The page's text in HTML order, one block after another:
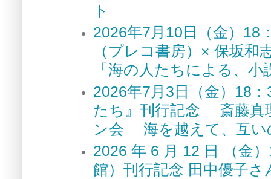
ト
2026年7月10日（金）
（プレコ書房）× 保坂
「海の人たちによる、
2026年7月3日（金）18
たち』刊行記念 斎藤真
ン会 海を越えて、互い
2026 年 6 月 12 日 （金
館）刊行記念 田中優子